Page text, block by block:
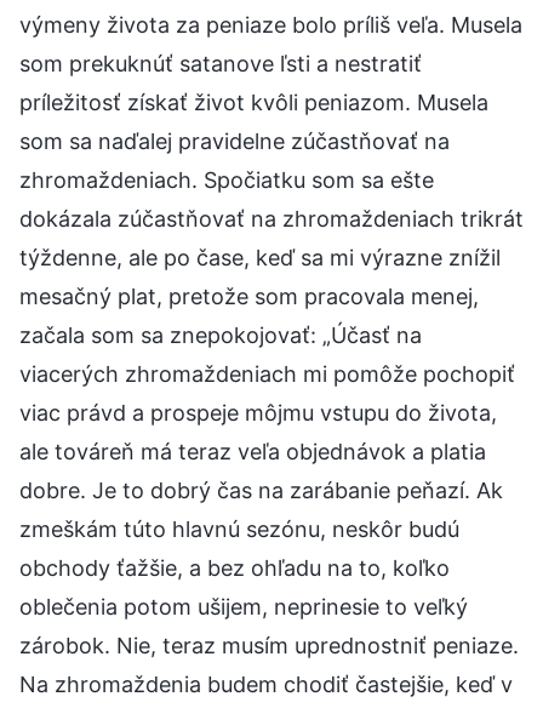
výmeny života za peniaze bolo príliš veľa. Musela
som prekuknúť satanove ľsti a nestratiť
príležitosť získať život kvôli peniazom. Musela
som sa naďalej pravidelne zúčastňovať na
zhromaždeniach. Spočiatku som sa ešte
dokázala zúčastňovať na zhromaždeniach trikrát
týždenne, ale po čase, keď sa mi výrazne znížil
mesačný plat, pretože som pracovala menej,
začala som sa znepokojovať: „Účasť na
viacerých zhromaždeniach mi pomôže pochopiť
viac právd a prospeje môjmu vstupu do života,
ale továreň má teraz veľa objednávok a platia
dobre. Je to dobrý čas na zarábanie peňazí. Ak
zmeškám túto hlavnú sezónu, neskôr budú
obchody ťažšie, a bez ohľadu na to, koľko
oblečenia potom ušijem, neprinesie to veľký
zárobok. Nie, teraz musím uprednostniť peniaze.
Na zhromaždenia budem chodiť častejšie, keď v